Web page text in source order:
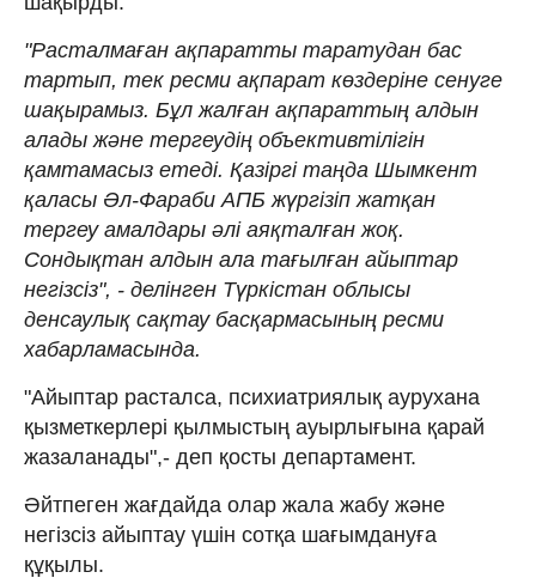
"Расталмаған ақпаратты таратудан бас
тартып, тек ресми ақпарат көздеріне сенуге
шақырамыз. Бұл жалған ақпараттың алдын
алады және тергеудің объективтілігін
қамтамасыз етеді. Қазіргі таңда Шымкент
қаласы Әл-Фараби АПБ жүргізіп жатқан
тергеу амалдары әлі аяқталған жоқ.
Сондықтан алдын ала тағылған айыптар
негізсіз", - делінген Түркістан облысы
денсаулық сақтау басқармасының ресми
хабарламасында.
"Айыптар расталса, психиатриялық аурухана
қызметкерлері қылмыстың ауырлығына қарай
жазаланады",- деп қосты департамент.
Әйтпеген жағдайда олар жала жабу және
негізсіз айыптау үшін сотқа шағымдануға
құқылы.